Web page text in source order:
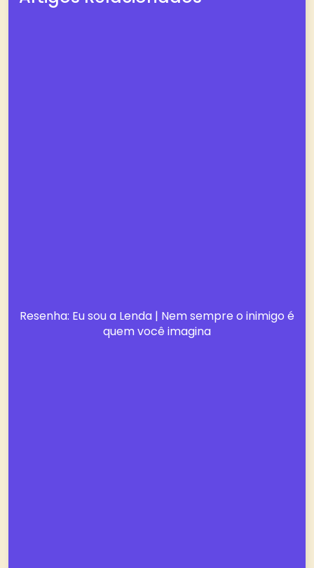
Resenha: Eu sou a Lenda | Nem sempre o inimigo é
quem você imagina